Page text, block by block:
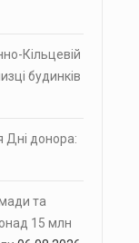
Кільцевій
будинків
Дні донора:
та
15 млн